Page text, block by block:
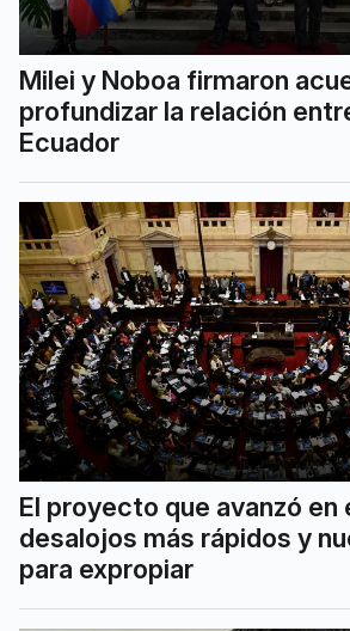
Milei y Noboa firmaron
profundizar la relación
Ecuador
El proyecto que avanzó en
desalojos más rápidos y
para expropiar